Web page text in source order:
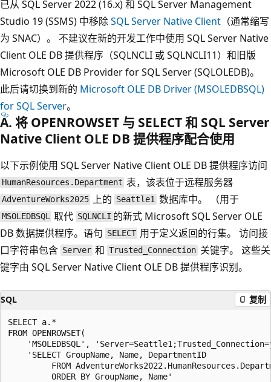
已从 SQL Server 2022 (16.x) 和 SQL Server Management
Studio 19 (SSMS) 中移除SQL Server Native Client （通常缩写
为 SNAC）。 不建议在新的开发工作中使用 SQL Server Native
Client OLE DB 提供程序（SQLNCLI 或 SQLNCLI11）和旧版
Microsoft OLE DB Provider for SQL Server (SQLOLEDB)。
此后请切换到新的 Microsoft OLE DB Driver (MSOLEDBSQL)
for SQL Server。
A. 将 OPENROWSET 与 SELECT 和 SQL Server
Native Client OLE DB 提供程序配合使用
以下示例使用 SQL Server Native Client OLE DB 提供程序访问
HumanResources.Department 表，该表位于远程服务器
AdventureWorks2025 上的 Seattle1 数据库中。 （用于
MSOLEDBSQL 取代 SQLNCLI 的新式 Microsoft SQL Server OLE
DB 数据提供程序。语句 SELECT 用于定义返回的行集。 访问接
口字符串包含 Server 和 Trusted_Connection 关键字。 这些关
键字由 SQL Server Native Client OLE DB 提供程序识别。
SQL 复制
SELECT a.*
FROM OPENROWSET(
'MSOLEDBSQL',
    'SELECT GroupName, Name, DepartmentID
FROM
         ORDER BY GroupName, Name'